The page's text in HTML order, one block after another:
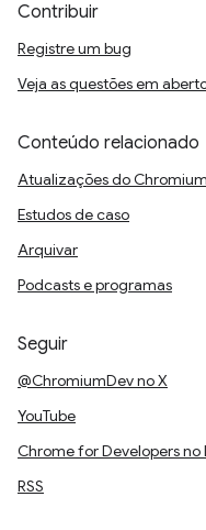
Contribuir
Registre um bug
Veja as questões em
Conteúdo relacionado
Atualizações do Chromium
Estudos de caso
Arquivar
Podcasts e programas
Seguir
@ChromiumDev no X
YouTube
Chrome for Developers no
RSS